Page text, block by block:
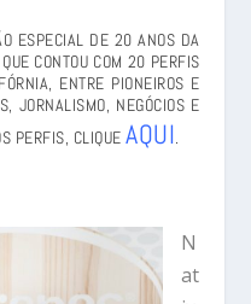
ESPECIAL DE 20 ANOS DA
CONTOU COM 20 PERFIS
ENTRE PIONEIROS E
JORNALISMO, NEGÓCIOS E
PERFIS, CLIQUEAQUI.
N
at